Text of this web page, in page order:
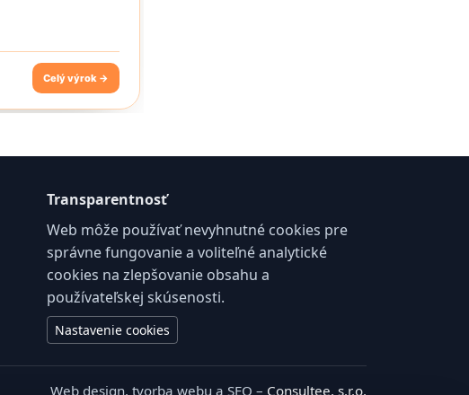
Transparentnosť
Web môže používať nevyhnutné cookies pre
správne fungovanie a voliteľné analytické
cookies na zlepšovanie obsahu a
používateľskej skúsenosti.
Nastavenie cookies
Web design, tvorba webu a SEO – Consultee, s.r.o.